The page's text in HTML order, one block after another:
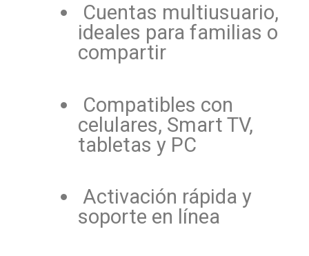
Cuentas multiusuario,
ideales para familias o
compartir
Compatibles con
celulares, Smart TV,
tabletas y PC
Activación rápida y
soporte en línea